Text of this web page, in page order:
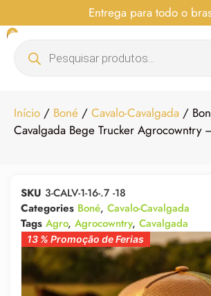
Entrega para todo o
0
Início / Boné / Cavalo-Cavalgada /
Cavalgada Bege Trucker Agrocowntry
SKU 3-CALV-1-16-.7 -18
Categories Boné, Cavalo-Cavalgada
Tags Agro, Agrocowntry, Cavalgada
13 % Promoção de Ferias